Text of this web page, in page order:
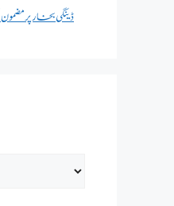
DENGUE ESSAY IN URDU/ڈینگی بخار پر مضمون